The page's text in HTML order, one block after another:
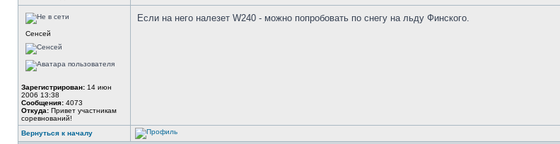
Сенсей
Зарегистрирован: 14 июн
2006 13:38
Сообщения: 4073
Откуда: Привет участникам
соревнований!
Если на него налезет W240 - можно попробовать по снегу на льду Финского.
Вернуться к началу